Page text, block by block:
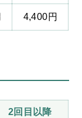
4,400円
2回目以降